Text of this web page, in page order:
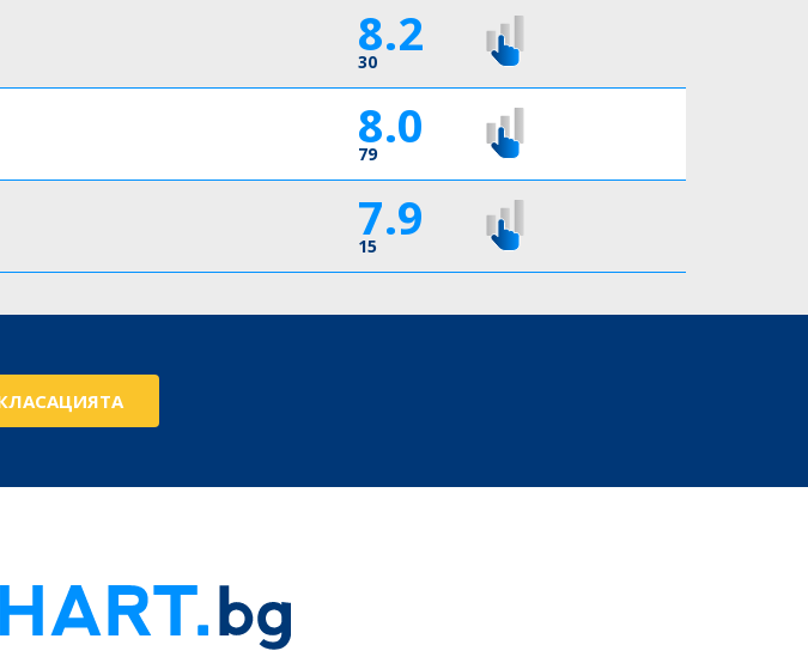
8.2
30
8.0
79
7.9
15